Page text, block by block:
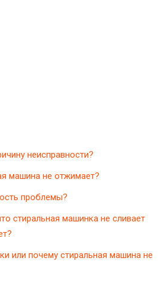
неисправности?
машина не отжимает?
проблемы?
стиральная машинка не сливает
или почему стиральная машина не